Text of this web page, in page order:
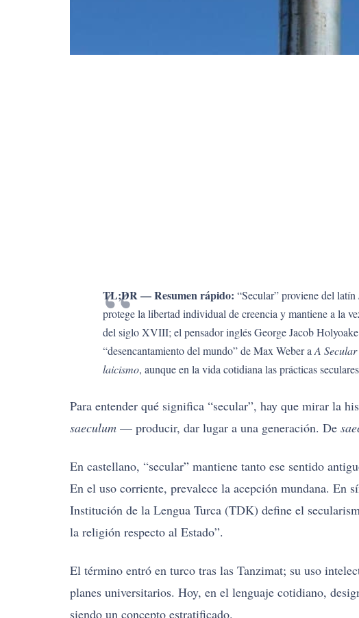
TL;DR — Resumen rápido: “Secular” proviene del latín
protege la libertad individual de creencia y mantiene a la
del siglo XVIII; el pensador inglés George Jacob
“desencantamiento del mundo” de Max Weber a A Secular
laicismo, aunque en la vida cotidiana las prácticas
Para entender qué significa “secular”, hay que mirar la
saeculum — producir, dar lugar a una generación. De
En castellano, “secular” mantiene tanto ese sentido
En el uso corriente, prevalece la acepción mundana. En
Institución de la Lengua Turca (TDK) define el
la religión respecto al Estado”.
El término entró en turco tras las Tanzimat; su uso
planes universitarios. Hoy, en el lenguaje cotidiano,
siendo un concepto estratificado.